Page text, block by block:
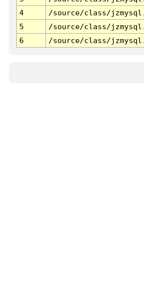
4
/source/class/
5
/source/class/
6
/source/class/